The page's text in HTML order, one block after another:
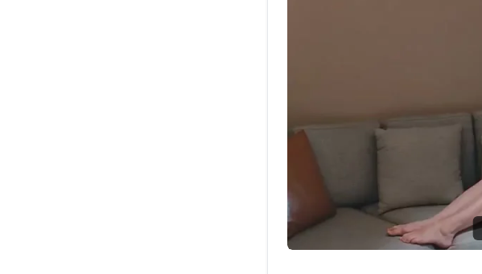
охлаждённой импортной
жареных блюд.
🍜 Есть автомат для варки
Всего около 200 видов